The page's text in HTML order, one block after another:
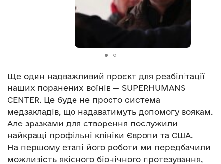
Ще один надважливий проєкт для реабілітації
наших поранених воїнів — SUPERHUMANS
CENTER. Це буде не просто система
медзакладів, що надаватимуть допомогу воякам.
Але зразками для створення послужили
найкращі профільні клініки Європи та США.
На першому етапі його роботи ми передбачили
можливість якісного біонічного протезування,